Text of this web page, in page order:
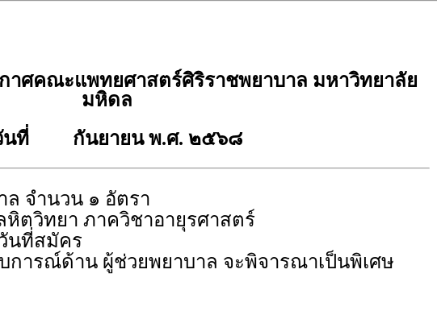
าศคณะแพทยศาสตร์ศิริราชพยาบาล มหาวิทยาลัย
มหิดล
นที่ กันยายน พ.ศ. ๒๕๖๘
ล จำนวน ๑ อัตรา
หิตวิทยา ภาควิชาอายุรศาสตร์
นที่สมัคร
การณ์ด้าน ผู้ช่วยพยาบาล จะพิจารณาเป็นพิเศษ